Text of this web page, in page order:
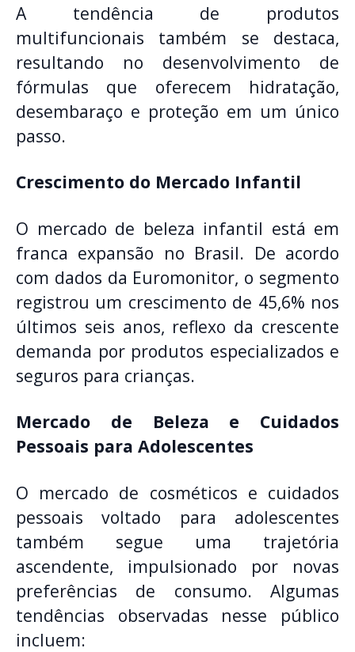
A tendência de produtos
multifuncionais também se destaca,
resultando no desenvolvimento de
fórmulas que oferecem hidratação,
desembaraço e proteção em um único
passo.
Crescimento do Mercado Infantil
O mercado de beleza infantil está em
franca expansão no Brasil. De acordo
com dados da Euromonitor, o segmento
registrou um crescimento de 45,6% nos
últimos seis anos, reflexo da crescente
demanda por produtos especializados e
seguros para crianças.
Mercado de Beleza e Cuidados
Pessoais para Adolescentes
O mercado de cosméticos e cuidados
pessoais voltado para adolescentes
também segue uma trajetória
ascendente, impulsionado por novas
preferências de consumo. Algumas
tendências observadas nesse público
incluem: